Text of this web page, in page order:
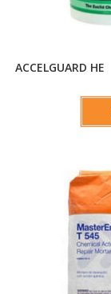
ACCELGUARD HE